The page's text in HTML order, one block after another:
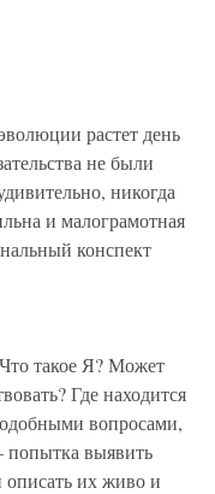
растет день
не были
никогда
и малограмотная
конспект
такое Я? Может
Где находится
вопросами,
попытка выявить
описать их живо и